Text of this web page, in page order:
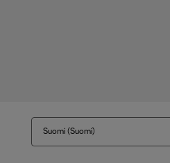
Suomi (Suomi)